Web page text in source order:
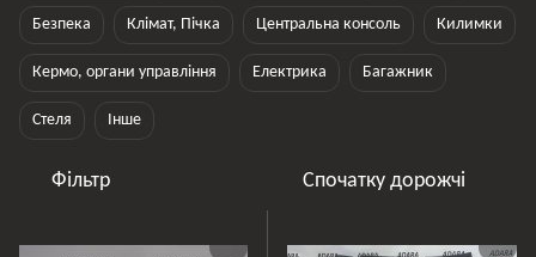
Безпека Клімат, Пічка Центральна консоль Килимки
Кермо, органи управління Електрика Багажник
Стеля Інше
Фільтр Спочатку дорожчі